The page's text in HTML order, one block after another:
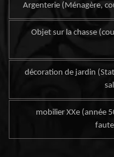
Argenterie (Ménagère,
Objet sur la chasse
décoration de jardin
mobilier XXe (année